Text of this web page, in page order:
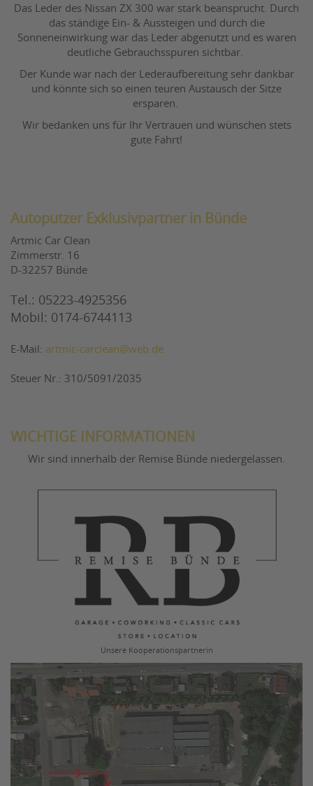
Das Leder des Nissan ZX 300 war stark beansprucht. Durch
das ständige Ein- & Aussteigen und durch die
Sonneneinwirkung war das Leder abgenutzt und es waren
deutliche Gebrauchsspuren sichtbar.
Der Kunde war nach der Lederaufbereitung sehr dankbar
und könnte sich so einen teuren Austausch der Sitze
ersparen.
Wir bedanken uns für Ihr Vertrauen und wünschen stets
gute Fahrt!
Autoputzer Exklusivpartner in Bünde
Artmic Car Clean
Zimmerstr. 16
D-32257 Bünde
Tel.: 05223-4925356
Mobil: 0174-6744113
E-Mail: artmic-carclean@web.de
Steuer Nr.: 310/5091/2035
WICHTIGE INFORMATIONEN
Wir sind innerhalb der Remise Bünde niedergelassen.
Unsere Kooperationspartnerin